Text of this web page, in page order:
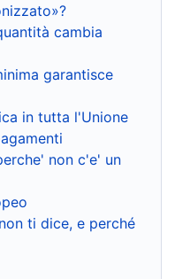
cambia
garantisce
in tutta l'Unione
non c'e' un
ti dice, e perché